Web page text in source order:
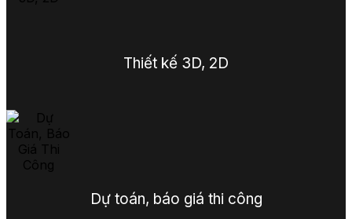
Thiết kế 3D, 2D
Dự toán, báo giá thi công